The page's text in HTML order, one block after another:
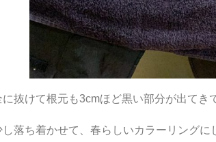
抜けて根元も3cmほど黒い部分が出てき
落ち着かせて、春らしいカラーリングに